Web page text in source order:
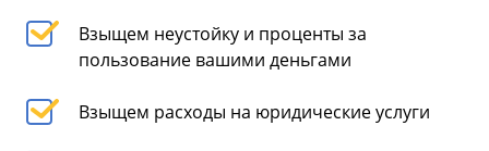
Взыщем неустойку и проценты за
пользование вашими деньгами
Взыщем расходы на юридические услуги